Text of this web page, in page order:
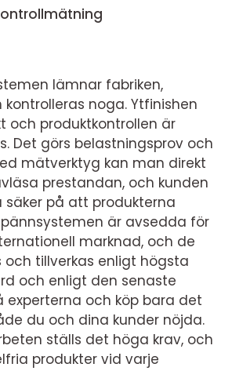
lämnar fabriken,
noga. Ytfinishen
och produktkontrollen är
Det görs belastningsprov och
mätverktyg kan man direkt
prestandan, och kunden
säker på att produkterna
är avsedda för
marknad, och de
tillverkas enligt högsta
och enligt den senaste
experterna och köp bara det
du och dina kunder nöjda.
ställs det höga krav, och
produkter vid varje